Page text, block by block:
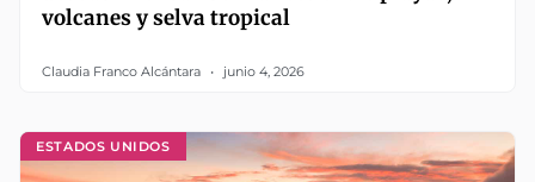
volcanes y selva tropical
Claudia Franco Alcántara junio 4, 2026
ESTADOS UNIDOS